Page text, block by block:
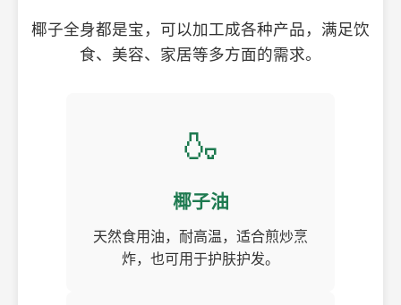
椰子全身都是宝，可以加工成各种产品，满足饮
食、美容、家居等多方面的需求。
🍶
椰子油
天然食用油，耐高温，适合煎炒烹
炸，也可用于护肤护发。